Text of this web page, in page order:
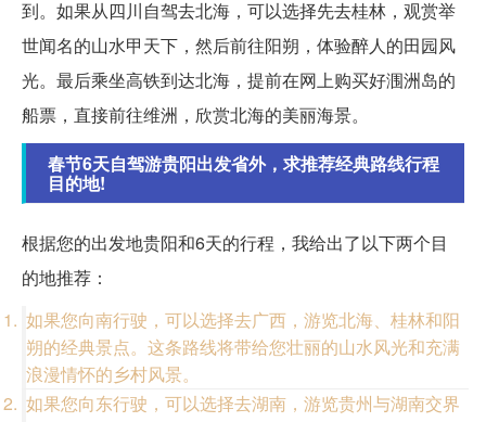
到。如果从四川自驾去北海，可以选择先去桂林，观赏举
世闻名的山水甲天下，然后前往阳朔，体验醉人的田园风
光。最后乘坐高铁到达北海，提前在网上购买好涠洲岛的
船票，直接前往维洲，欣赏北海的美丽海景。
春节6天自驾游贵阳出发省外，求推荐经典路线行程
目的地!
根据您的出发地贵阳和6天的行程，我给出了以下两个目
的地推荐：
如果您向南行驶，可以选择去广西，游览北海、桂林和阳
朔的经典景点。这条路线将带给您壮丽的山水风光和充满
浪漫情怀的乡村风景。
如果您向东行驶，可以选择去湖南，游览贵州与湖南交界